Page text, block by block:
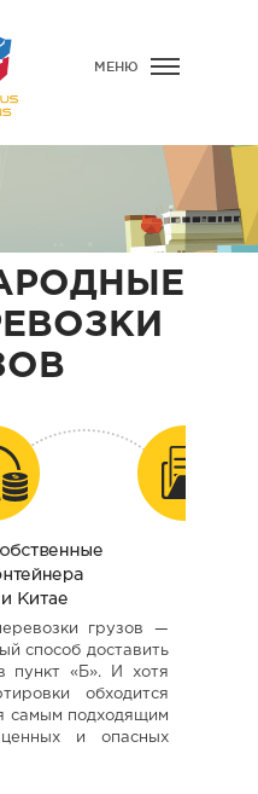
МЕНЮ
грузов —
способ доставить
пункт «Б». И хотя
обходится
самым подходящим
и опасных